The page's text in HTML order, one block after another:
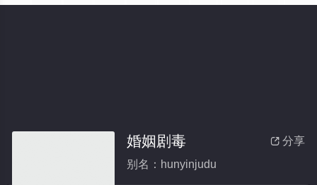
 分享
婚姻剧毒
别名：hunyinjudu